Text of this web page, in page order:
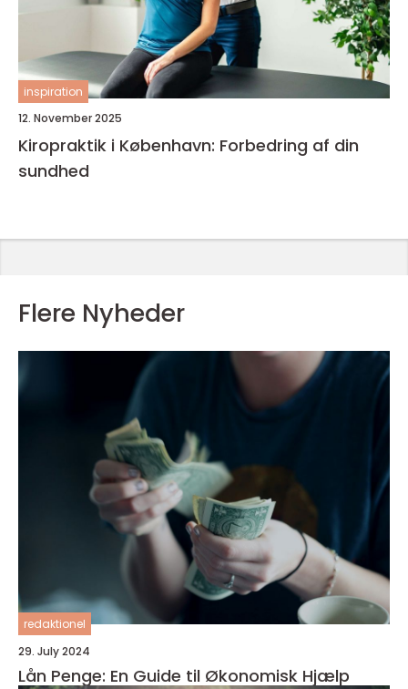
inspiration
12. November 2025
Kiropraktik i København: Forbedring af din
sundhed
Flere Nyheder
redaktionel
29. July 2024
Lån Penge: En Guide til Økonomisk Hjælp